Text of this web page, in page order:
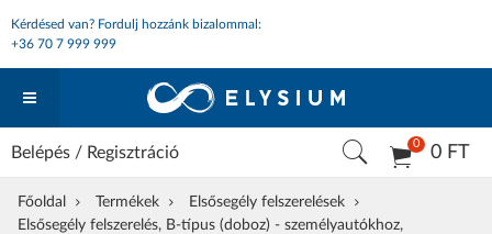
Kérdésed van? Fordulj hozzánk bizalommal:
+36 70 7 999 999
0 0 FT
Belépés / Regisztráció
Főoldal Termékek
Elsősegély felszerelések
Elsősegély felszerelés, B-típus (doboz) - személyautókhoz,